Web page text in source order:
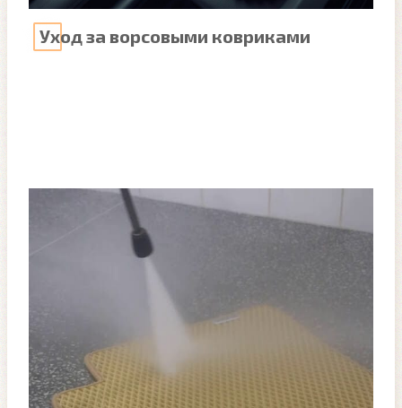
Уход за ворсовыми ковриками